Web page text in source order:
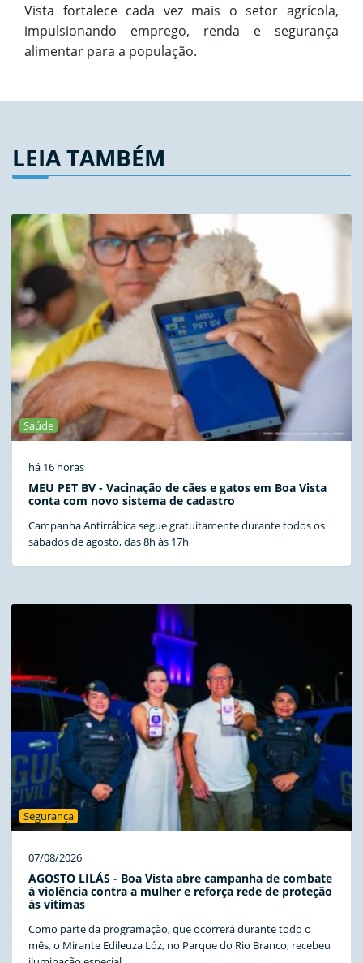
Vista fortalece cada vez mais o setor agrícola,
impulsionando emprego, renda e segurança
alimentar para a população.
LEIA TAMBÉM
Saúde
há 16 horas
MEU PET BV - Vacinação de cães e gatos em Boa Vista
conta com novo sistema de cadastro
Campanha Antirrábica segue gratuitamente durante todos os
sábados de agosto, das 8h às 17h
Segurança
07/08/2026
AGOSTO LILÁS - Boa Vista abre campanha de combate
à violência contra a mulher e reforça rede de proteção
às vítimas
Como parte da programação, que ocorrerá durante todo o
mês, o Mirante Edileuza Lóz, no Parque do Rio Branco, recebeu